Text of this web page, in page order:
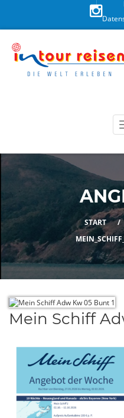
Sie uns
auf
START /
Mein Schiff